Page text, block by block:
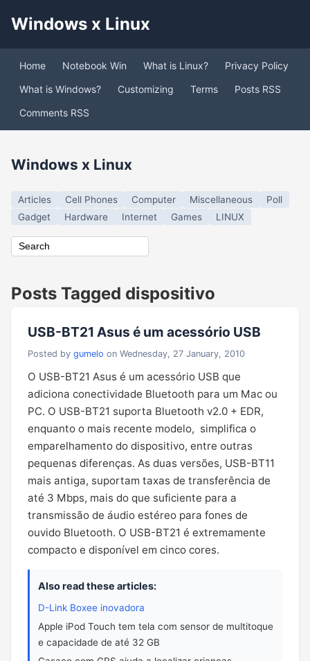
Windows x Linux
Home Notebook Win What is Linux?
Privacy Policy
What is Windows?
Customizing Terms
Posts RSS
Comments RSS
Windows x Linux
Articles Cell Phones Computer Miscellaneous
Poll
Gadget
Hardware Internet Games LINUX
Posts Tagged dispositivo
USB-BT21 Asus é um acessório USB
Posted by gumelo on Wednesday, 27 January, 2010
O USB-BT21 Asus é um acessório USB que
adiciona conectividade Bluetooth para um Mac ou
PC. O USB-BT21 suporta Bluetooth v2.0 + EDR,
enquanto o mais recente modelo, simplifica o
emparelhamento do dispositivo, entre outras
pequenas diferenças. As duas versões, USB-BT11
mais antiga, suportam taxas de transferência de
até 3 Mbps, mais do que suficiente para a
transmissão de áudio estéreo para fones de
ouvido Bluetooth. O USB-BT21 é extremamente
compacto e disponível em cinco cores.
Also read these articles:
D-Link Boxee inovadora
Apple iPod Touch tem tela com sensor de multitoque
e capacidade de até 32 GB